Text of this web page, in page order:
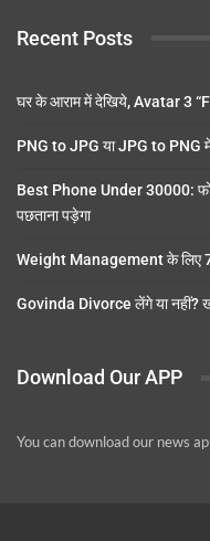
Recent Posts
घर के आराम में देखिये, Avatar 3
PNG to JPG या JPG to PNG
Best Phone Under 30000:
पछताना पड़ेगा
Weight Management के लिए
Govinda Divorce लेंगे या नहीं?
Download Our APP
You can download our news